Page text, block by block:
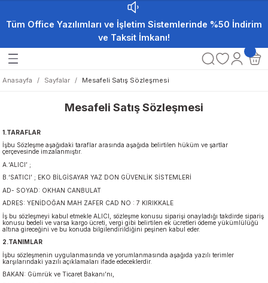
Tüm Office Yazılımları ve İşletim Sistemlerinde %50 İndirim
ve Taksit İmkanı!
Anasayfa Sayfalar Mesafeli Satış Sözleşmesi
Mesafeli Satış Sözleşmesi
1.TARAFLAR
İşbu Sözleşme aşağıdaki taraflar arasında aşağıda belirtilen hüküm ve şartlar
çerçevesinde imzalanmıştır.
A.‘ALICI’ ;
B.‘SATICI’ ; EKO BİLGİSAYAR YAZ DON GÜVENLİK SİSTEMLERİ
AD- SOYAD: OKHAN CANBULAT
ADRES: YENİDOĞAN MAH ZAFER CAD NO : 7 KIRIKKALE
İş bu sözleşmeyi kabul etmekle ALICI, sözleşme konusu siparişi onayladığı takdirde sipariş
konusu bedeli ve varsa kargo ücreti, vergi gibi belirtilen ek ücretleri ödeme yükümlülüğü
altına gireceğini ve bu konuda bilgilendirildiğini peşinen kabul eder.
2.TANIMLAR
İşbu sözleşmenin uygulanmasında ve yorumlanmasında aşağıda yazılı terimler
karşılarındaki yazılı açıklamaları ifade edeceklerdir.
BAKAN: Gümrük ve Ticaret Bakanı’nı,